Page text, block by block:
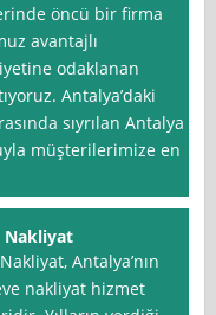
öncü bir firma
avantajlı
odaklanan
Antalya’daki
sıyrılan Antalya
müşterilerimize en
Nakliyat
Antalya’nın
nakliyat hizmet